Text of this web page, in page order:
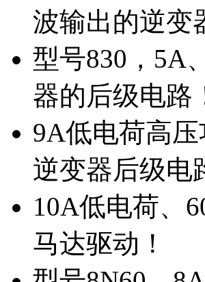
波输出的逆变
型号830，5A
器的后级电路
9A低电荷高
逆变器后级电
10A低电荷、
马达驱动！